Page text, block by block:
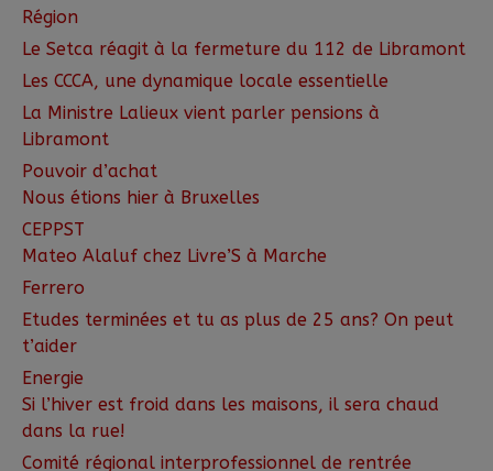
Région
Le Setca réagit à la fermeture du 112 de Libramont
Les CCCA, une dynamique locale essentielle
La Ministre Lalieux vient parler pensions à
Libramont
Pouvoir d’achat
Nous étions hier à Bruxelles
CEPPST
Mateo Alaluf chez Livre’S à Marche
Ferrero
Etudes terminées et tu as plus de 25 ans? On peut
t’aider
Energie
Si l’hiver est froid dans les maisons, il sera chaud
dans la rue!
Comité régional interprofessionnel de rentrée